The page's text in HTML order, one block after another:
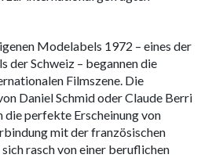
Modelabels 1972 – eines der
Schweiz – begannen die
Filmszene. Die
Daniel Schmid oder Claude Berri
die perfekte Erscheinung von
mit der französischen
rasch von einer beruflichen